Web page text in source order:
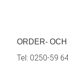
ORDER-
Tel: 0250-59